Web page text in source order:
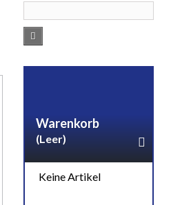
Warenkorb
(Leer)
Keine Artikel